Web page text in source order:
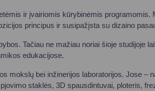
ir įvairiomis kūrybinėmis programomis.
principus ir susipažįsta su dizaino
Tačiau ne mažiau noriai šioje studijoje
edukacijose.
mokslų bei inžinerijos laboratorijos. Jose –
staklės, 3D spausdintuvai, ploteris,